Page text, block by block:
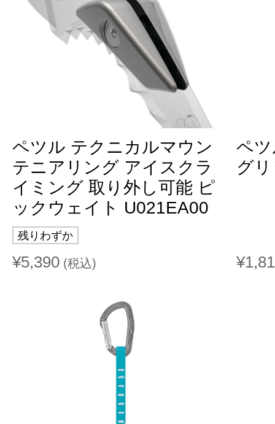
ペツル テクニカルマウン
テニアリング アイスクラ
イミング 取り外し可能 ピ
ックウェイト U021EA00
残りわずか
¥5,390 (税込)
ペ
グ